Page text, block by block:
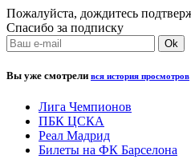
Пожалуйста, дождитесь
Спасибо за подписку
Вы уже смотрели вся история просмотров
Лига Чемпионов
ПБК ЦСКА
Реал Мадрид
Билеты на ФК Барселона